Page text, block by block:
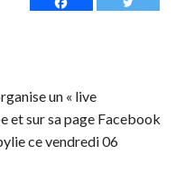
un « live
et sur sa page Facebook
ce vendredi 06